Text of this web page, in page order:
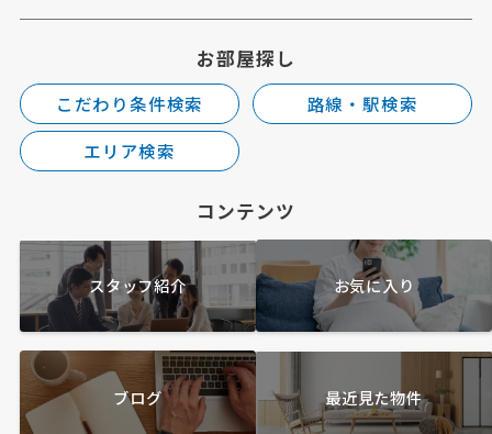
お部屋探し
こだわり条件検索
路線・駅検索
エリア検索
コンテンツ
スタッフ紹介 お気に入り
ブログ 最近見た物件